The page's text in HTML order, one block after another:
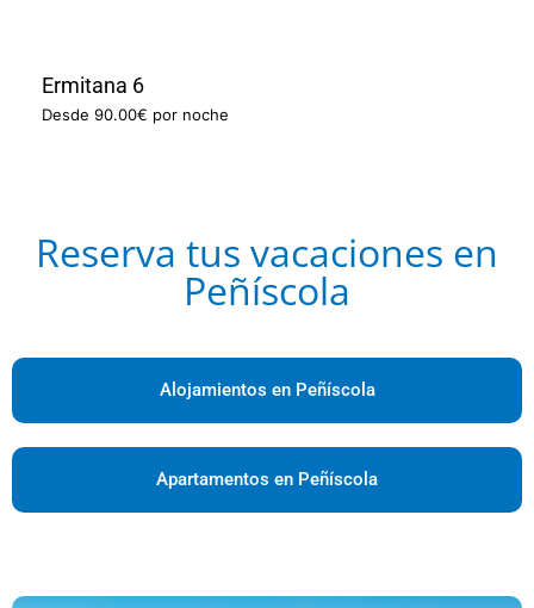
Ermitana 6
Desde 90.00€ por noche
Reserva tus vacaciones en
Peñíscola
Alojamientos en Peñíscola
Apartamentos en Peñíscola